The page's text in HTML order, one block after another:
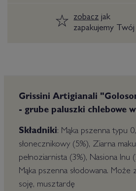
zobaczjak
zapakujemy
Grissini Artigianali
- grube paluszki chlebowe
Składniki: Mąka pszenna typu
słonecznikowy (5%), Ziarna
pełnoziarnista (3%), Nasiona lnu
Mąka pszenna słodowana. Może
soję, musztardę